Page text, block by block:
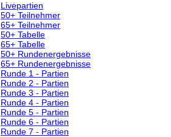
Livepartien
50+ Teilnehmer
65+ Teilnehmer
50+ Tabelle
65+ Tabelle
50+ Rundenergebnisse
65+ Rundenergebnisse
Runde 1 - Partien
Runde 2 - Partien
Runde 3 - Partien
Runde 4 - Partien
Runde 5 - Partien
Runde 6 - Partien
Runde 7 - Partien